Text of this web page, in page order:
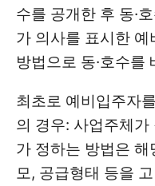
수를 공개한 후 동·
가 의사를 표시한
방법으로 동·호수를
최초로 예비입주자
의 경우: 사업주체
가 정하는 방법은
모, 공급형태 등을